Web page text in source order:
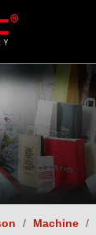
/ Machine /